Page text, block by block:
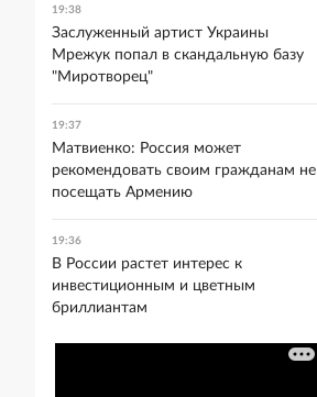
19:38
Заслуженный артист Украины
Мрежук попал в скандальную базу
"Миротворец"
19:37
Матвиенко: Россия может
рекомендовать своим гражданам не
посещать Армению
19:36
В России растет интерес к
инвестиционным и цветным
бриллиантам